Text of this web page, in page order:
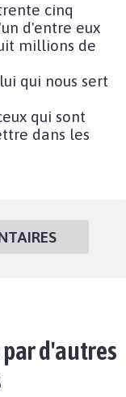
cinq
d'entre eux
millions de
qui nous sert
qui sont
dans les
d'autres